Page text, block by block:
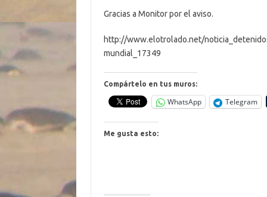
Gracias a Monitor por el aviso.
http://www.elotrolado.net/
mundial_17349
Compártelo en tus muros:
WhatsApp Telegram
Me gusta esto: